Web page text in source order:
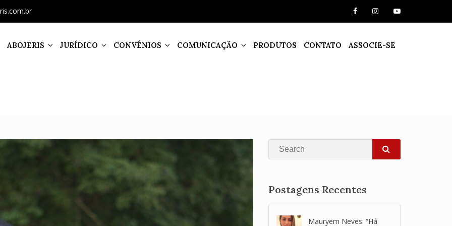
ABOJERIS JURÍDICO CONVÊNIOS COMUNICAÇÃO PRODUTOS CONTATO ASSOCIE-SE
Search
SEARCH
Postagens Recentes
Mauryem Neves: “Há